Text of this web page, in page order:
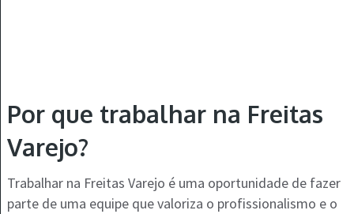
Por que trabalhar na Freitas
Varejo?
Trabalhar na Freitas Varejo é uma oportunidade de fazer
parte de uma equipe que valoriza o profissionalismo e o